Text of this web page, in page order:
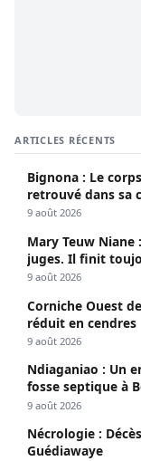
ARTICLES RÉCENTS
Bignona : Le
retrouvé dans sa
9 août 2026
Mary Teuw
juges. Il finit
9 août 2026
Corniche Ouest
réduit en cendres
9 août 2026
Ndiaganiao : Un
fosse septique à
9 août 2026
Nécrologie :
Guédiawaye